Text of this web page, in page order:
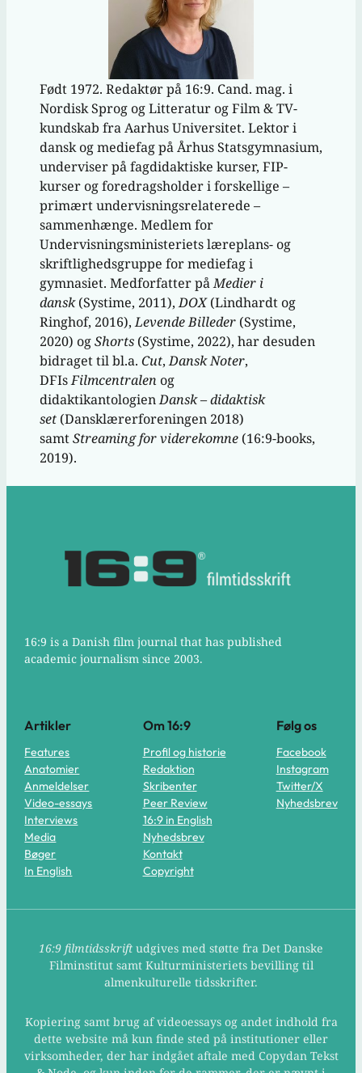
Født 1972. Redaktør på 16:9. Cand. mag. i
Nordisk Sprog og Litteratur og Film & TV-
kundskab fra Aarhus Universitet. Lektor i
dansk og mediefag på Århus Statsgymnasium,
underviser på fagdidaktiske kurser, FIP-
kurser og foredragsholder i forskellige –
primært undervisningsrelaterede –
sammenhænge. Medlem for
Undervisningsministeriets læreplans- og
skriftlighedsgruppe for mediefag i
gymnasiet. Medforfatter påMedier i
dansk(Systime, 2011),DOX(Lindhardt og
Ringhof, 2016),Levende Billeder(Systime,
2020) ogShorts(Systime, 2022), har desuden
bidraget til bl.a. Cut,Dansk Noter,
DFIsFilmcentralenog
didaktikantologienDansk – didaktisk
set(Dansklærerforeningen 2018)
samtStreaming for viderekomne(16:9-books,
2019).
16:9 is a Danish film journal that has published
academic journalism since 2003.
Artikler
Features
Anatomier
Anmeldelser
Video-essays
Interviews
Media
Bøger
In English
Om 16:9
Profil og historie
Redaktion
Skribenter
Peer Review
16:9 in English
Nyhedsbrev
Kontakt
Copyright
Følg os
Facebook
Instagram
Twitter/X
Nyhedsbrev
16:9 filmtidsskrift udgives med støtte fra Det Danske
Filminstitut samt Kulturministeriets bevilling til
almenkulturelle tidsskrifter.
Kopiering samt brug af videoessays og andet indhold fra
dette website må kun finde sted på institutioner eller
virksomheder, der har indgået aftale med Copydan Tekst